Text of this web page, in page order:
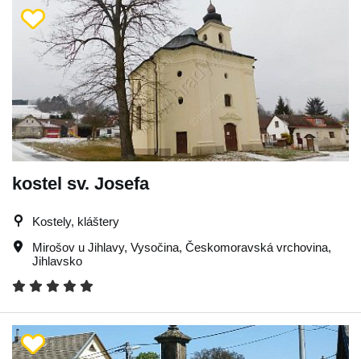
kostel sv. Josefa
Kostely, kláštery
Mirošov u Jihlavy, Vysočina, Českomoravská vrchovina,
Jihlavsko